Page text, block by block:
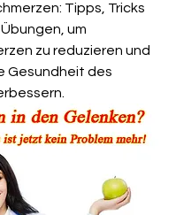
Tipps, Tricks
um
zu reduzieren und
Gesundheit des